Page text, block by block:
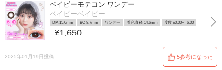
ベイビーモテコン ワンデー
ベイビーベイビー
DIA 15.0mm BC 8.7mm ワンデー 着色直径 14.6mm 度数 ±0.00~ -6.00
¥1,650
2025年01月19日投稿 5参考になった